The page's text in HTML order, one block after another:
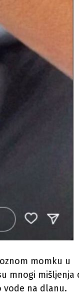
momku u
mnogi mišljenja
vode na dlanu.